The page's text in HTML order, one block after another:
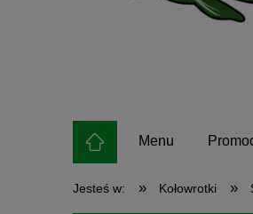
Menu
Jesteś w: » Kołowrotki »